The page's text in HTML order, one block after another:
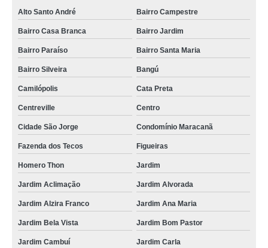
Alto Santo André Bairro Campestre
Bairro Casa Branca Bairro Jardim
Bairro Paraíso Bairro Santa Maria
Bairro Silveira Bangú
Camilópolis Cata Preta
Centreville Centro
Cidade São Jorge Condomínio Maracanã
Fazenda dos Tecos Figueiras
Homero Thon Jardim
Jardim Aclimação Jardim Alvorada
Jardim Alzira Franco Jardim Ana Maria
Jardim Bela Vista Jardim Bom Pastor
Jardim Cambuí Jardim Carla